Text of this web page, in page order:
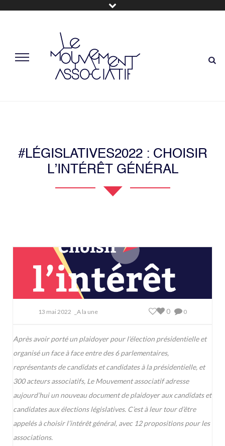
#LÉGISLATIVES2022 : CHOISIR
L’INTÉRÊT GÉNÉRAL
13 mai 2022 _A la une 0
0
Après avoir porté un plaidoyer pour l’élection présidentielle et
organisé un face à face entre des 6 parlementaires,
représentants de candidats et candidates à la présidentielle, et
300 acteurs associatifs, Le Mouvement associatif adresse
aujourd’hui un nouveau document de plaidoyer aux candidats et
candidates aux élections législatives. C’est à leur tour d’être
appelés à choisir l’intérêt général, avec 12 propositions pour les
associations.